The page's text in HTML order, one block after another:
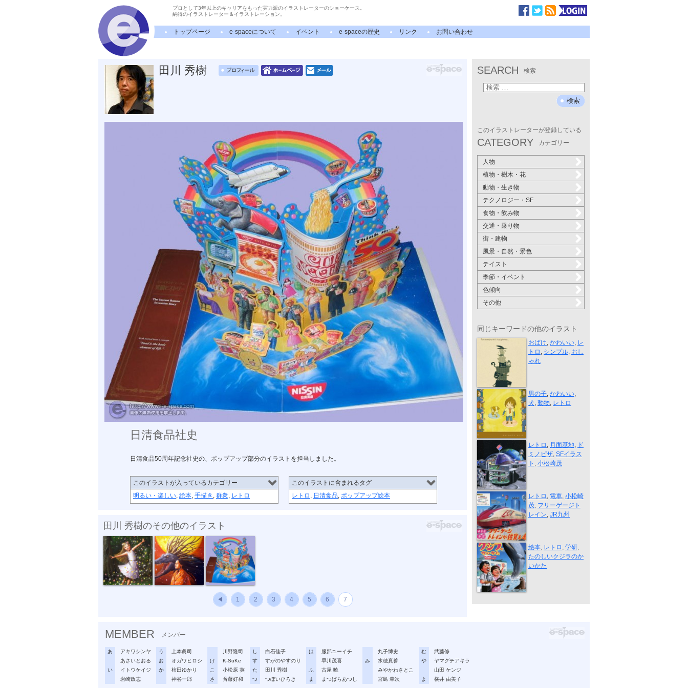
プロとして3年以上のキャリアをもった実力派のイラストレーターのショーケース。
納得のイラストレーター＆イラストレーション。
トップページ e-spaceについて イベント e-spaceの歴史 リンク お問い合わせ
田川 秀樹
日清食品社史
日清食品50周年記念社史の、ポップアップ部分のイラストを担当しました。
このイラストが入っているカテゴリー
明るい・楽しい, 絵本, 手描き , 群衆, レトロ
このイラストに含まれるタグ
レトロ , 日清食品, ポップアップ絵本
田川 秀樹のその他のイラスト
妖精 かぐや姫 日清食品社史
◀ 1 2 3 4 5 6 7
SEARCH 検索
このイラストレーターが登録している
CATEGORY カテゴリー
人物
植物・樹木・花
動物・生き物
テクノロジー・SF
食物・飲み物
交通・乗り物
街・建物
風景・自然・景色
テイスト
季節・イベント
色傾向
その他
同じキーワードの他のイラスト
Ghost tower
おばけ, かわいい, レ
トロ , シンプル, おし
ゃれ
Catwalk with...
男の子, かわいい,
犬, 動物, レトロ
ドミノピザパ...
レトロ , 月面基地, ド
ミノピザ, SFイラス
ト , 小松崎茂
JR九州 フリ...
レトロ , 電車, 小松崎
茂, フリーゲージト
レイン, JR九州
学研「たのし...
絵本, レトロ , 学研,
たのしいクジラのか
いかた
MEMBER メンバー
あ
アキワシンヤ
あさいとおる
い
イトウケイジ
岩崎政志
う
上本眞司
お
オガワヒロシ
か
柿田ゆかり
神谷一郎
川野隆司
け
K-SuKe
こ
小松原 英
さ
斉藤好和
し
白石佳子
す
すがのやすのり
た
田川 秀樹
つ
つぼいひろき
は
服部ユーイチ
早川茂喜
ふ
古屋 暁
ま
まつばらあつし
丸子博史
み
水穂真善
みやかわさとこ
宮島 幸次
む
武藤修
や
ヤマグチアキラ
山田 ケンジ
よ
横井 由美子